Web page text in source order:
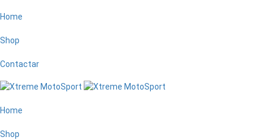
Home
Shop
Contactar
Home
Shop